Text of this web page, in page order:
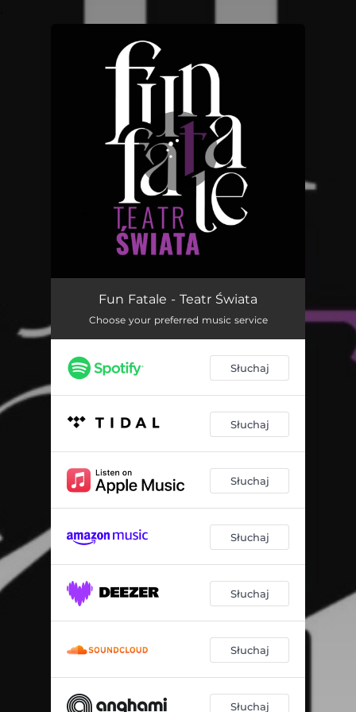
You're all set!
Teatr Świata
Fun Fatale - Teatr Świata
Choose your preferred music service
Słuchaj
Słuchaj
Słuchaj
Słuchaj
Słuchaj
Słuchaj
Słuchaj